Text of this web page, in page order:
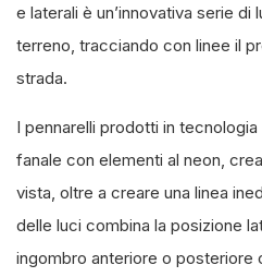
e laterali è un’innovativa serie
terreno, tracciando con linee il
strada.
I pennarelli prodotti in
fanale con elementi al neon,
vista, oltre a creare una linea
delle luci combina la posizione
ingombro anteriore o posteriore